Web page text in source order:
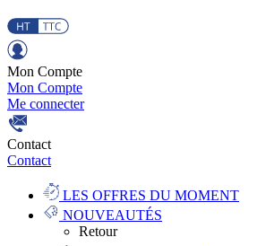
Mon Compte
Mon Compte
Me connecter
Contact
Contact
LES OFFRES DU MOMENT
NOUVEAUTÉS
Retour